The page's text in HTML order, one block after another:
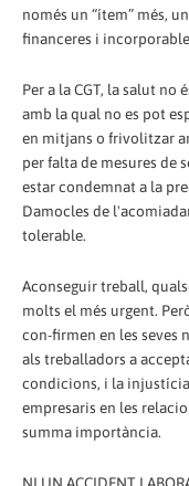
només un “ítem” més,
financeres i
Per a la CGT, la salut no
amb la qual no es pot
en mitjans o frivolitzar
per falta de mesures de
estar condemnat a la
Damocles de
tolerable.
Aconseguir treball,
molts el més urgent.
con-firmen en les seves
als treballadors a
condicions, i la
empresaris en les
summa importància.
NI UN ACCIDENT